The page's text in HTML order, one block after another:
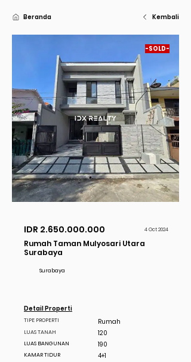
Beranda Kembali
Dijual
-SOLD-
IDR 2.650.000.000 4 Oct 2024
Rumah Taman Mulyosari Utara
Surabaya
Surabaya
Detail Properti
TIPE PROPERTI
LUAS TANAH
LUAS BANGUNAN
KAMAR TIDUR
Rumah
120
190
4+1